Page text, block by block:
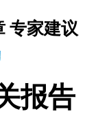
专家建议
报告